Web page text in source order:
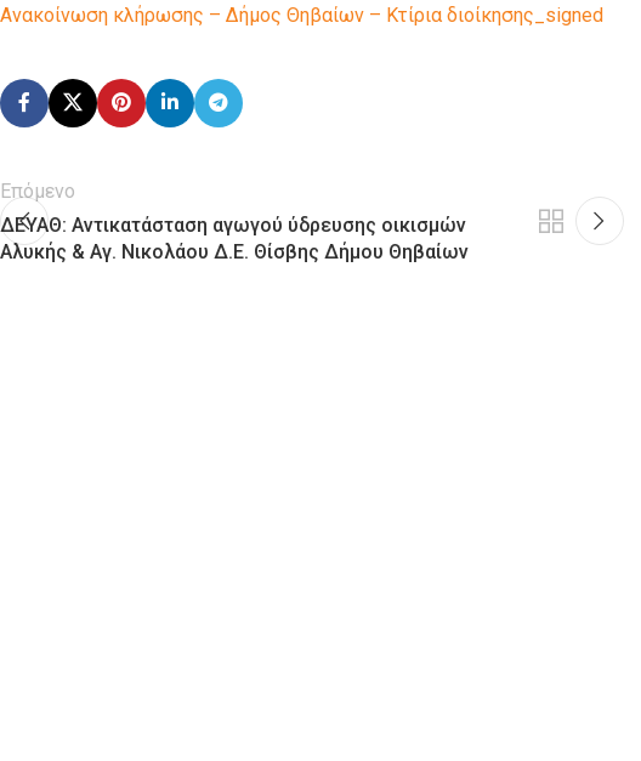
Ανακοίνωση κλήρωσης – Δήμος Θηβαίων – Κτίρια διοίκησης_signed
Επόμενο
ΔΕΥΑΘ: Αντικατάσταση αγωγού ύδρευσης οικισμών
Αλυκής & Αγ. Νικολάου Δ.Ε. Θίσβης Δήμου Θηβαίων